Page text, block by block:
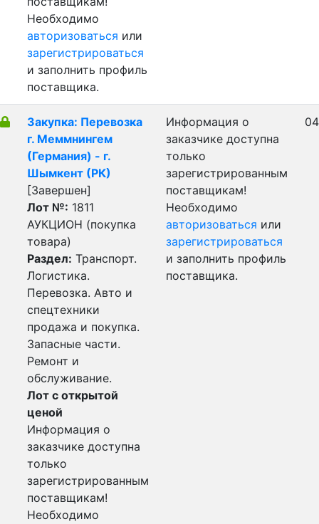
Необходимо
авторизоваться или
зарегистрироваться
и заполнить профиль
поставщика.
Закупка: Перевозка
г. Меммнингем
(Германия) - г.
Шымкент (РК)
[Завершен]
Лот №: 1811
АУКЦИОН (покупка
товара)
Раздел: Транспорт.
Логистика.
Перевозка. Авто и
спецтехники
продажа и покупка.
Запасные части.
Ремонт и
обслуживание.
Лот с открытой
ценой
Информация о
заказчике доступна
только
зарегистрированным
поставщикам!
Необходимо
Информация о
заказчике доступна
только
зарегистрированным
поставщикам!
Необходимо
авторизоваться или
зарегистрироваться
и заполнить профиль
поставщика.